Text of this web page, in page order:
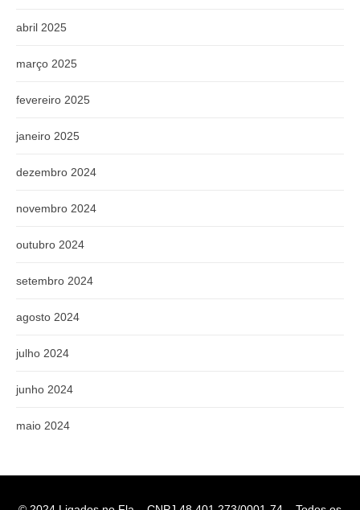
abril 2025
março 2025
fevereiro 2025
janeiro 2025
dezembro 2024
novembro 2024
outubro 2024
setembro 2024
agosto 2024
julho 2024
junho 2024
maio 2024